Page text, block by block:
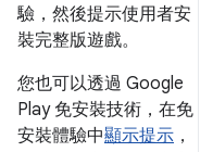
驗，然後提示使用者安
裝完整版遊戲。
您也可以透過 Google
Play 免安裝技術，在免
安裝體驗中顯示提示 ，